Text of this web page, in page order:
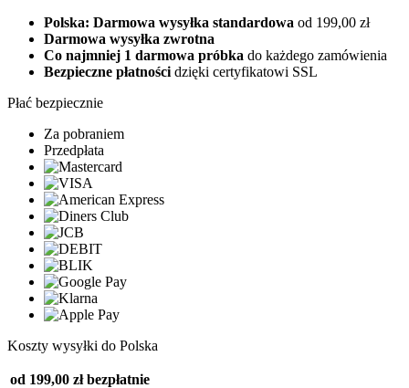
Polska: Darmowa wysyłka standardowa od 199,00 zł
Darmowa wysyłka zwrotna
Co najmniej 1 darmowa próbka do każdego zamówienia
Bezpieczne płatności dzięki certyfikatowi SSL
Płać bezpiecznie
Za pobraniem
Przedpłata
Koszty wysyłki do Polska
od 199,00 zł bezpłatnie